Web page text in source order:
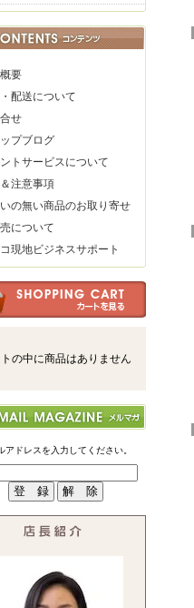
要
配送について
せ
プブログ
トサービスについて
注意事項
の無い商品のお取り寄せ
について
コ現地ビジネスサポート
の中に商品はありません
アドレスを入力してください。